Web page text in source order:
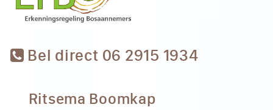
Bel direct 06 2915 1934
Ritsema Boomkap